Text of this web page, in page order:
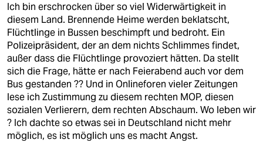
Ich bin erschrocken über so viel Widerwärtigkeit in
diesem Land. Brennende Heime werden beklatscht,
Flüchtlinge in Bussen beschimpft und bedroht. Ein
Polizeipräsident, der an dem nichts Schlimmes findet,
außer dass die Flüchtlinge provoziert hätten. Da stellt
sich die Frage, hätte er nach Feierabend auch vor dem
Bus gestanden ?? Und in Onlineforen vieler Zeitungen
lese ich Zustimmung zu diesem rechten MOP, diesen
sozialen Verlierern, dem rechten Abschaum. Wo leben wir
? Ich dachte so etwas sei in Deutschland nicht mehr
möglich, es ist möglich uns es macht Angst.